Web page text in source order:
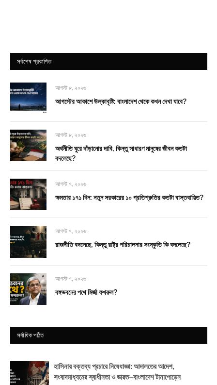
সর্বশেষ প্রকাশিত
আগস্ট ৮, ২০২৬
আগস্টের আকাশে উল্কাবৃষ্টি: বাংলাদেশ থেকে কখন দেখা যাবে?
আগস্ট ৮, ২০২৬
অর্থনীতি ঘুরে দাঁড়ানোর দাবি, কিন্তু সাধারণ মানুষের জীবন কতটা
বদলেছে?
আগস্ট ৭, ২০২৬
ক্ষমতার ১৭১ দিন: নতুন সরকারের ১০ প্রতিশ্রুতির কতটা বাস্তবায়িত?
আগস্ট ৭, ২০২৬
রাজনীতি বদলেছে, কিন্তু রাষ্ট্র পরিচালনার সংস্কৃতি কি বদলেছে?
আগস্ট ৭, ২০২৬
বঙ্গভবনের পথে মির্জা ফখরুল?
সর্বাধিক পঠিত
হাসিনার বক্তব্য প্রচারে নিষেধাজ্ঞা: আদালতের আদেশ,
সংবাদমাধ্যমের স্বাধীনতা ও ভারত–বাংলাদেশ টানাপোড়েন